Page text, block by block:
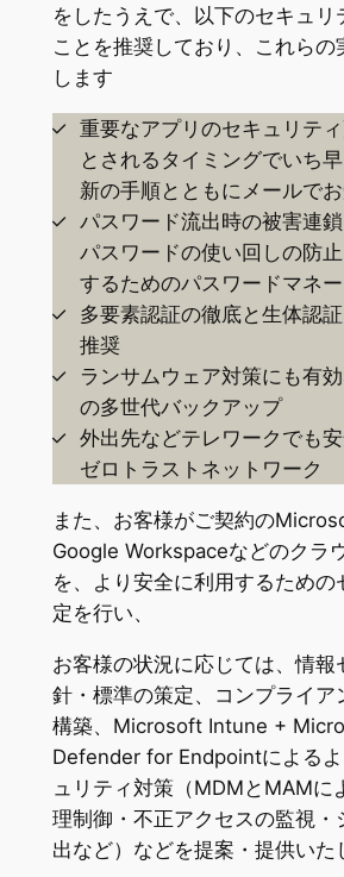
をしたうえで、以下のセキュリ
ことを推奨しており、これらの
します
重要なアプリのセキュリテ
とされるタイミングでいち
新の手順とともにメールで
パスワード流出時の被害連
パスワードの使い回しの防
するためのパスワードマネ
多要素認証の徹底と生体認
推奨
ランサムウェア対策にも有
の多世代バックアップ
外出先などテレワークでも
ゼロトラストネットワーク
また、お客様がご契約の
Google Workspaceなどのクラ
を、より安全に利用するための
定を行い、
お客様の状況に応じては、情報
針・標準の策定、コンプライア
構築、Microsoft Intune +
Defender for Endpointによる
ュリティ対策（MDMとMAMに
理制御・不正アクセスの監視・
出など）などを提案・提供いた